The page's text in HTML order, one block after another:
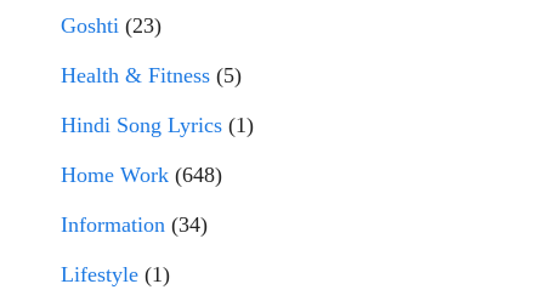
Goshti (23)
Health & Fitness (5)
Hindi Song Lyrics (1)
Home Work (648)
Information (34)
Lifestyle (1)